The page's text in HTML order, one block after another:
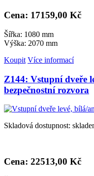
Cena: 17159,00 Kč
Šířka: 1080 mm
Výška: 2070 mm
Koupit Více informací
Z144: Vstupní dveře
bezpečnostní rozvora
Skladová dostupnost:
Cena: 22513,00 Kč